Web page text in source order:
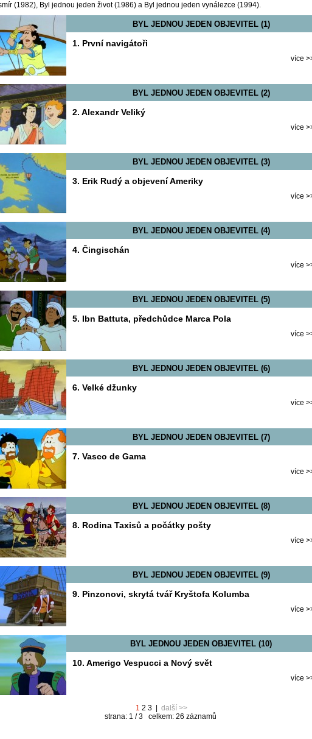
(1982), Byl jednou jeden život (1986) a Byl jednou jeden vynálezce (1994).
BYL JEDNOU JEDEN OBJEVITEL (1)
1. První navigátoři
více
BYL JEDNOU JEDEN OBJEVITEL (2)
2. Alexandr Veliký
více
BYL JEDNOU JEDEN OBJEVITEL (3)
3. Erik Rudý a objevení Ameriky
více
BYL JEDNOU JEDEN OBJEVITEL (4)
4. Čingischán
více
BYL JEDNOU JEDEN OBJEVITEL (5)
5. Ibn Battuta, předchůdce Marca Pola
více
BYL JEDNOU JEDEN OBJEVITEL (6)
6. Velké džunky
více
BYL JEDNOU JEDEN OBJEVITEL (7)
7. Vasco de Gama
více
BYL JEDNOU JEDEN OBJEVITEL (8)
8. Rodina Taxisů a počátky pošty
více
BYL JEDNOU JEDEN OBJEVITEL (9)
9. Pinzonovi, skrytá tvář Kryštofa Kolumba
více
BYL JEDNOU JEDEN OBJEVITEL (10)
10. Amerigo Vespucci a Nový svět
více
1 2 3
další >>
strana: 1 / 3 celkem: 26 záznamů